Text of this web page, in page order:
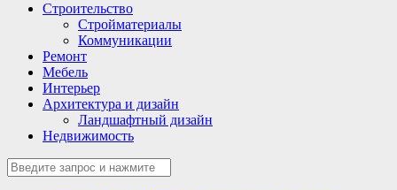
Строительство
Стройматериалы
Коммуникации
Ремонт
Мебель
Интерьер
Архитектура и дизайн
Ландшафтный дизайн
Недвижимость